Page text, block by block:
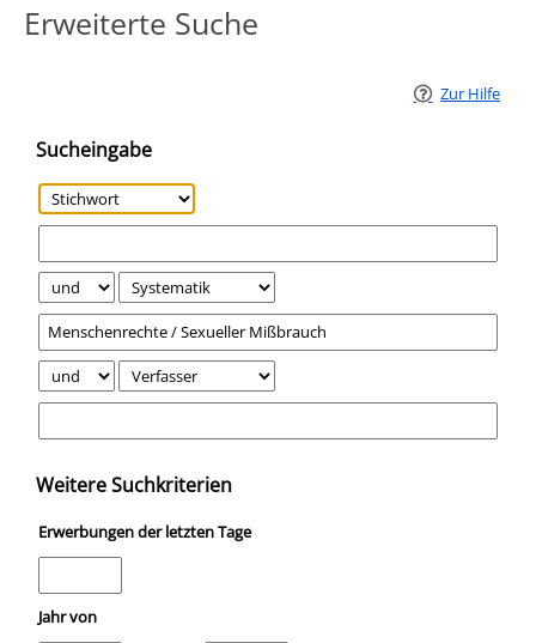
Erweiterte Suche
Zur Hilfe
Sucheingabe
Weitere Suchkriterien
Erwerbungen der letzten Tage
Jahr von